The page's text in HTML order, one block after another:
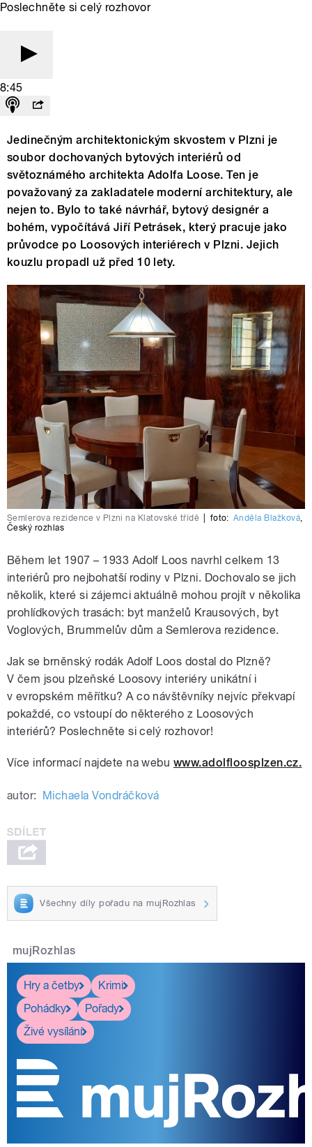
Poslechněte si celý rozhovor
8:45
Jedinečným architektonickým skvostem v Plzni je
soubor dochovaných bytových interiérů od
světoznámého architekta Adolfa Loose. Ten je
považovaný za zakladatele moderní architektury, ale
nejen to. Bylo to také návrhář, bytový designér a
bohém, vypočítává Jiří Petrásek, který pracuje jako
průvodce po Loosových interiérech v Plzni. Jejich
kouzlu propadl už před 10 lety.
Semlerova rezidence v Plzni na Klatovské třídě foto: Anděla Blažková,
Český rozhlas
Během let 1907 – 1933 Adolf Loos navrhl celkem 13
interiérů pro nejbohatší rodiny v Plzni. Dochovalo se jich
několik, které si zájemci aktuálně mohou projít v několika
prohlídkových trasách: byt manželů Krausových, byt
Voglových, Brummelův dům a Semlerova rezidence.
Jak se brněnský rodák Adolf Loos dostal do Plzně?
V čem jsou plzeňské Loosovy interiéry unikátní i
v evropském měřítku? A co návštěvníky nejvíc překvapí
pokaždé, co vstoupí do některého z Loosových
interiérů? Poslechněte si celý rozhovor!
Více informací najdete na webu www.adolfloosplzen.cz.
autor: Michaela Vondráčková
Všechny díly pořadu na mujRozhlas
mujRozhlas
Hry a četby
Krimi
Pohádky
Pořady
Živé vysílání